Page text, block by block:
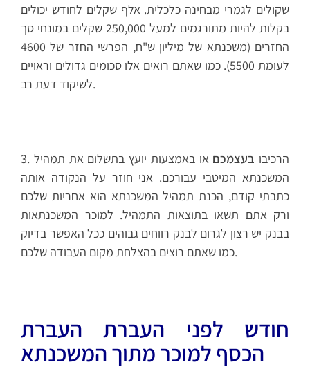
שקולים לגמרי מבחינה כלכלית. אלף שקלים לחודש יכולים
בקלות להיות מתורגמים למעל 250,000 שקלים במונחי סך
החזרים (משכנתא של מיליון ש"ח, הפרשי החזר של 4600
לעומת 5500). כמו שאתם רואים אלו סכומים גדולים וראויים
לשיקוד דעת רב.
3. הרכיבו בעצמכם או באמצעות יועץ בתשלום את תמהיל
המשכנתא המיטבי עבורכם. אני חוזר על הנקודה אותה
כתבתי קודם, הכנת תמהיל המשכנתא הוא אחריות שלכם
ורק אתם תשאו בתוצאות התמהיל. למוכר המשכנתאות
בבנק יש רצון לגרום לבנק רווחים גבוהים ככל האפשר בדיוק
כמו שאתם רוצים בהצלחת מקום העבודה שלכם.
חודש לפני העברת העברת
הכסף למוכר מתוך המשכנתא